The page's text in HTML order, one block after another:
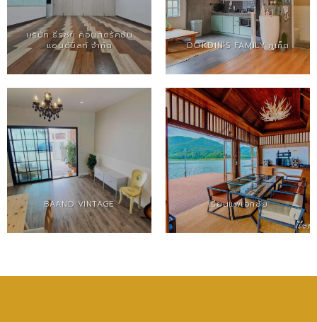
บริษัท ธีรชัย คอนสตรัคชั่น
แอนด์บิลท์ จำกัด
DOKDIN’S FAMILY ภูเก็ต
BAAND VINTAGE เรียนแพเอกชัย